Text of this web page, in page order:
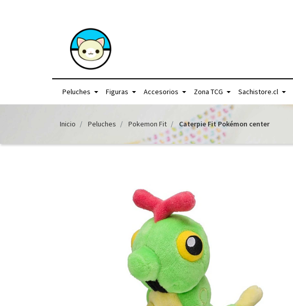
Peluches Figuras Accesorios Zona TCG Sachistore.cl
Inicio Peluches Pokemon Fit Caterpie Fit Pokémon center